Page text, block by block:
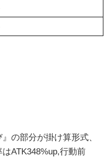
の部分が掛け算形式、
ATK348%up,行動前